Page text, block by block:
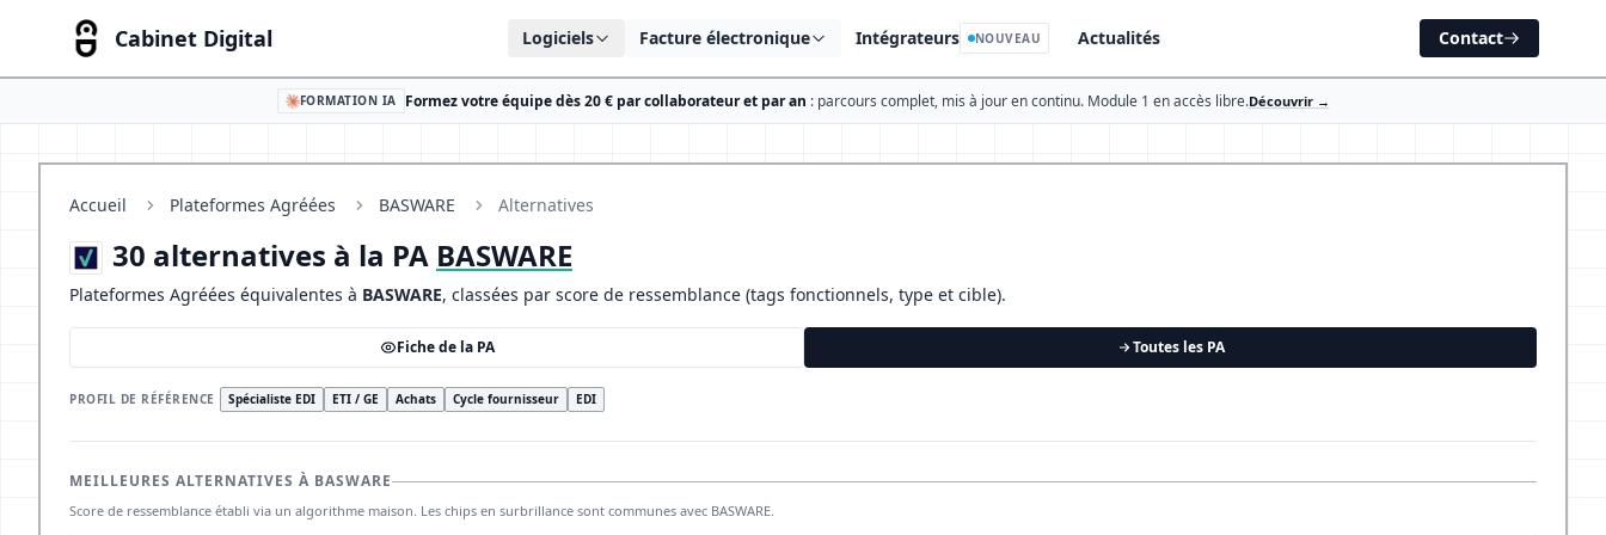
Cabinet Digital Logiciels Facture électronique Intégrateurs NOUVEAU Actualités Contact
FORMATION IA Formez votre équipe dès 20 € par collaborateur et par an : parcours complet, mis à jour en continu. Module 1 en accès libre.Découvrir →
Accueil Plateformes Agréées BASWARE Alternatives
30 alternatives à la PA BASWARE
Plateformes Agréées équivalentes à BASWARE, classées par score de ressemblance (tags fonctionnels, type et cible).
Fiche de la PA Toutes les PA
PROFIL DE RÉFÉRENCE Spécialiste EDI ETI / GE Achats Cycle fournisseur EDI
MEILLEURES ALTERNATIVES À BASWARE
Score de ressemblance établi via un algorithme maison. Les chips en surbrillance sont communes avec BASWARE.